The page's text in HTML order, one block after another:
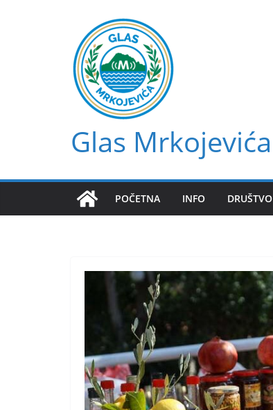
Glas Mrkojevića
POČETNA INFO DRUŠTVO